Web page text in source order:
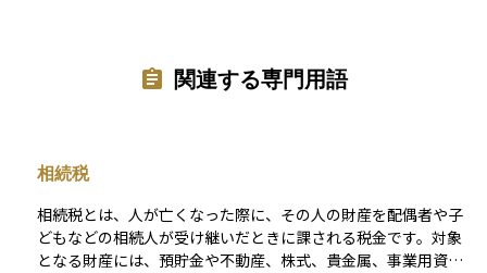
関連する専門用語
相続税
相続税とは、人が亡くなった際に、その人の財産を配偶者や子
どもなどの相続人が受け継いだときに課される税金です。対象
となる財産には、預貯金や不動産、株式、貴金属、事業用資産